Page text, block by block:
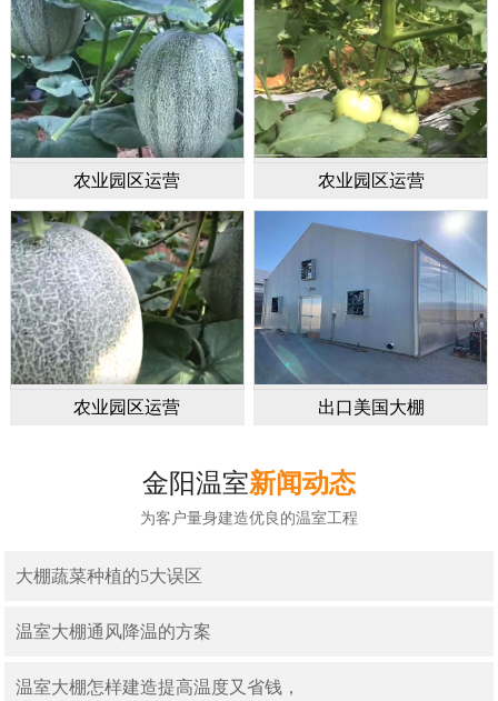
农业园区运营 农业园区运营
农业园区运营 出口美国大棚
金阳温室新闻动态
为客户量身建造优良的温室工程
大棚蔬菜种植的5大误区
温室大棚通风降温的方案
温室大棚怎样建造提高温度又省钱，